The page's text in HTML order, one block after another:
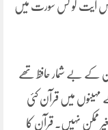
کس آیت کو کس سورت میں
کے بے شمار حافظ تھے
مہینوں میں قرآن کئی
ممکن نہیں۔ قرآن کا